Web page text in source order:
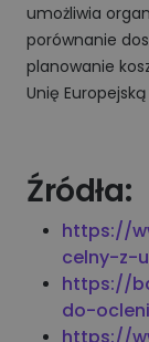
umożliwia
porównanie
planowanie
Unię
Źródła:
https://
celny-z-
https://
do-
https://